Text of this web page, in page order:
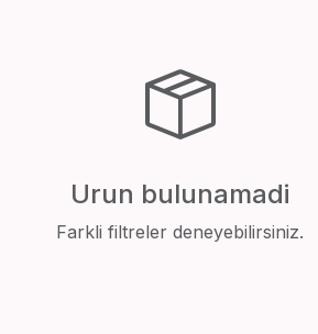
Urun bulunamadi
Farkli filtreler deneyebilirsiniz.